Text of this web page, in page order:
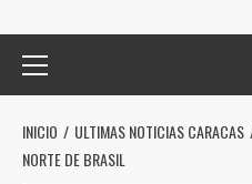
principal
INICIO ULTIMAS NOTICIAS CARACAS
NORTE DE BRASIL